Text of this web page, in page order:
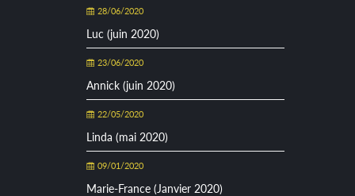
28/06/2020
Luc (juin 2020)
23/06/2020
Annick (juin 2020)
22/05/2020
Linda (mai 2020)
09/01/2020
Marie-France (Janvier 2020)